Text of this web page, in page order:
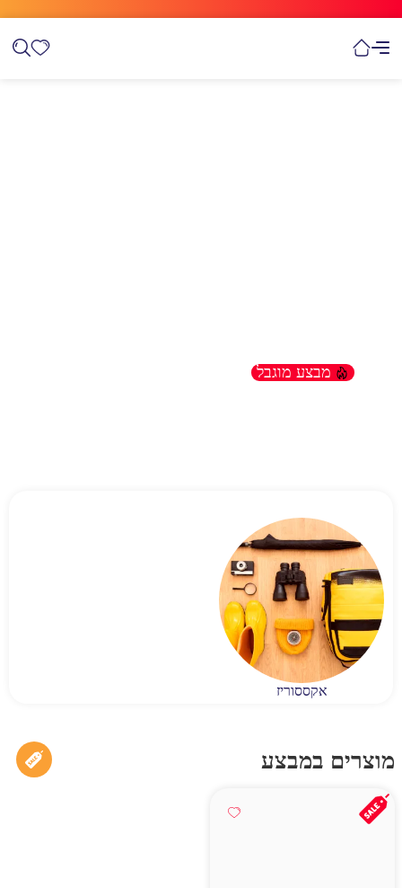
אקססוריז
מוצרים במבצע
מבצע מוגבל